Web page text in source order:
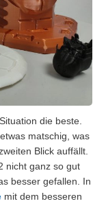
die beste.
matschig, was
Blick auffällt.
nicht ganz so gut
besser gefallen. In
mit dem besseren